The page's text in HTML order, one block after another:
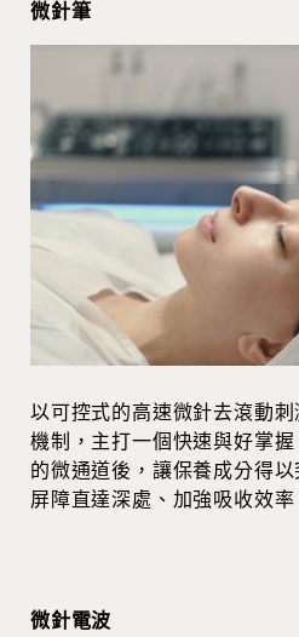
微針筆
以可控式的高速微針去滾動
機制，主打一個快速與好掌
的微通道後，讓保養成分得
屏障直達深處、加強吸收效率
微針電波